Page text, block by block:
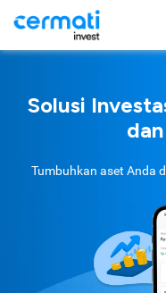
Solusi
Tumbuhkan aset Anda